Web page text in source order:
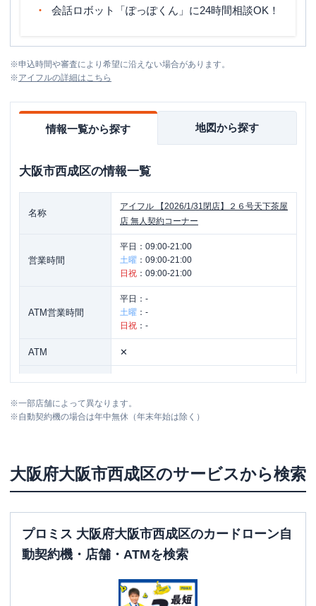
会話ロボット「ぽっぽくん」に24時間相談OK！
※申込時間や審査により希望に沿えない場合があります。
※アイフルの詳細はこちら
情報一覧から探す 地図から探す
大阪市西成区の情報一覧
名称
アイフル
【2026/1/31閉店】２６号天下茶屋
店 無人契約コーナー
営業時間
平日： 09:00-21:00
土曜 ： 09:00-21:00
日祝 ： 09:00-21:00
ATM営業時間
平日： -
土曜 ： -
日祝 ： -
ATM ✕
住所 大阪府大阪市西成区橘１－６－１０
※一部店舗によって異なります。
※自動契約機の場合は年中無休（年末年始は除く）
大阪府大阪市西成区のサービスから検索
プロミス 大阪府大阪市西成区のカードローン自
動契約機・店舗・ATMを検索